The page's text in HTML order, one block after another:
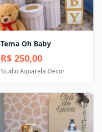
Tema Oh Baby
R$ 250,00
Studio Aquarela Decor